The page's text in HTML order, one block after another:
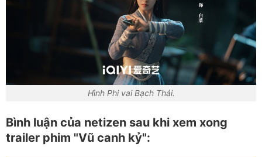
Hình Phi vai Bạch Thái.
Bình luận của netizen sau khi xem xong
trailer phim "Vũ canh kỷ":